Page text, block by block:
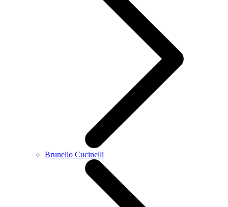
Brunello Cucinelli